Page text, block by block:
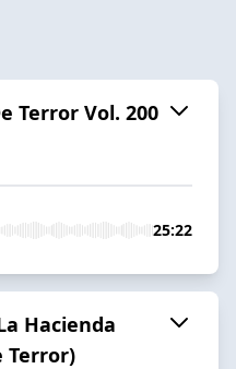
Terror Vol. 200
25:22
Hacienda
Terror)